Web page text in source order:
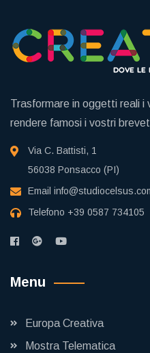
Trasformare in oggetti reali
rendere famosi i vostri
Via C. Battisti, 1
56038 Ponsacco (PI)
Email
Telefono +39 0587 734105
Menu
Europa Creativa
Mostra Telematica